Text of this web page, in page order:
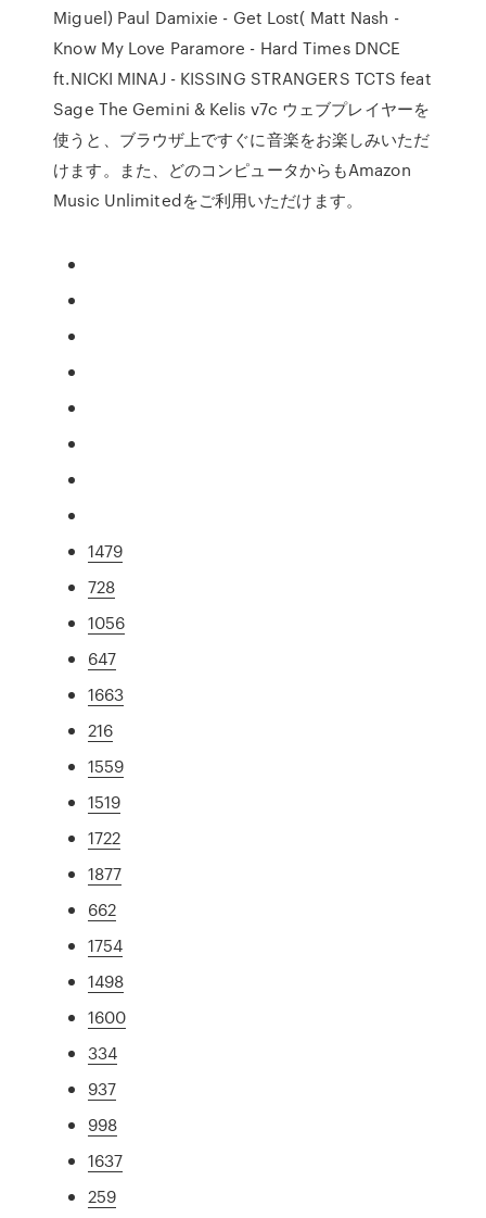
Miguel) Paul Damixie - Get Lost( Matt Nash -
Know My Love Paramore - Hard Times DNCE
ft.NICKI MINAJ - KISSING STRANGERS TCTS feat
Sage The Gemini & Kelis v7c ウェブプレイヤーを
使うと、ブラウザ上ですぐに音楽をお楽しみいただ
けます。また、どのコンピュータからもAmazon
Music Unlimitedをご利用いただけます。
1479
728
1056
647
1663
216
1559
1519
1722
1877
662
1754
1498
1600
334
937
998
1637
259